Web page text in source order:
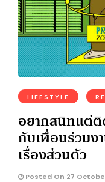
LIFESTYLE
อยากสนิทแต่ติ
กับเพื่อนร่วมง
เรื่องส่วนตัว
Posted On 27